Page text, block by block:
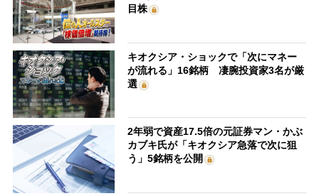
目株
キオクシア・ショックで「次にマネー
が流れる」16銘柄 凄腕投資家3名が厳
選
2年弱で資産17.5倍の元証券マン・かぶ
カブキ氏が「キオクシア急落で次に狙
う」5銘柄を公開